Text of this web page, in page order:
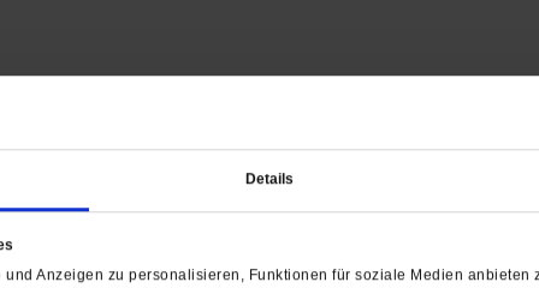
Details
Anzeigen zu personalisieren, Funktionen für soziale Medien anbieten
Redaktion
Abo
Gefährlicher